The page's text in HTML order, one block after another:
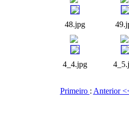
48.jpg
4_4.jpg
Primeiro : Anterior